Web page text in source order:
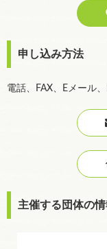
申し込み方法
電話、FAX、Eメール
主催する団体の情